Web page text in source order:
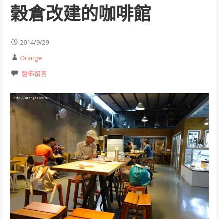
穀倉改建的咖啡館
2014/9/29
Orange
發佈留言